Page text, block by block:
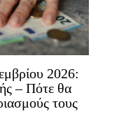
2026:
– Πότε θα
τους